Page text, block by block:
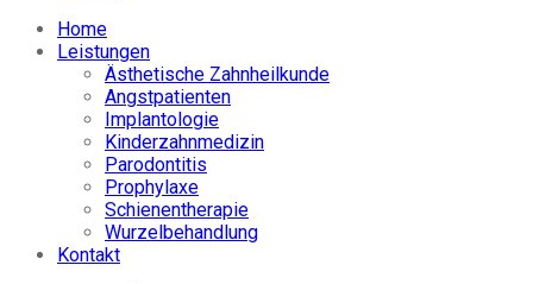
Home
Leistungen
Ästhetische Zahnheilkunde
Angstpatienten
Implantologie
Kinderzahnmedizin
Parodontitis
Prophylaxe
Schienentherapie
Wurzelbehandlung
Kontakt